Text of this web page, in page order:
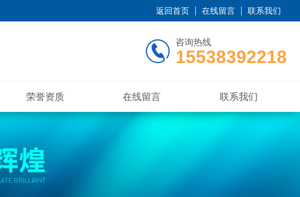
返回首页 在线留言 联系我们
咨询热线
15538392218
荣誉资质 在线留言 联系我们